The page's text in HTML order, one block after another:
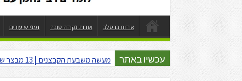
אודות ברסלב אודות נקודה טובה זמני שיעורים
עכשיו באתר מעשה משבעת הקבצנים | 13 מבצר של מים | עופר גיסין | תשפ"ו